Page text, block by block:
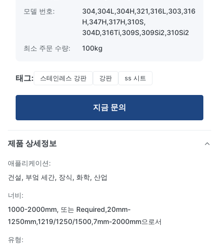
모델 번호:
304,304L,304H,321,316L,303,316
H,347H,317H,310S,
304D,316Ti,309S,309Si2,310Si2
최소 주문 수량:
100kg
태그: 스테인레스 강판 강판 ss 시트
지금 문의
제품 상세정보
애플리케이션:
건설, 부엌 세간, 장식, 화학, 산업
너비:
1000-2000mm, 또는 Required,20mm-
1250mm,1219/1250/1500,7mm-2000mm으로서
유형: